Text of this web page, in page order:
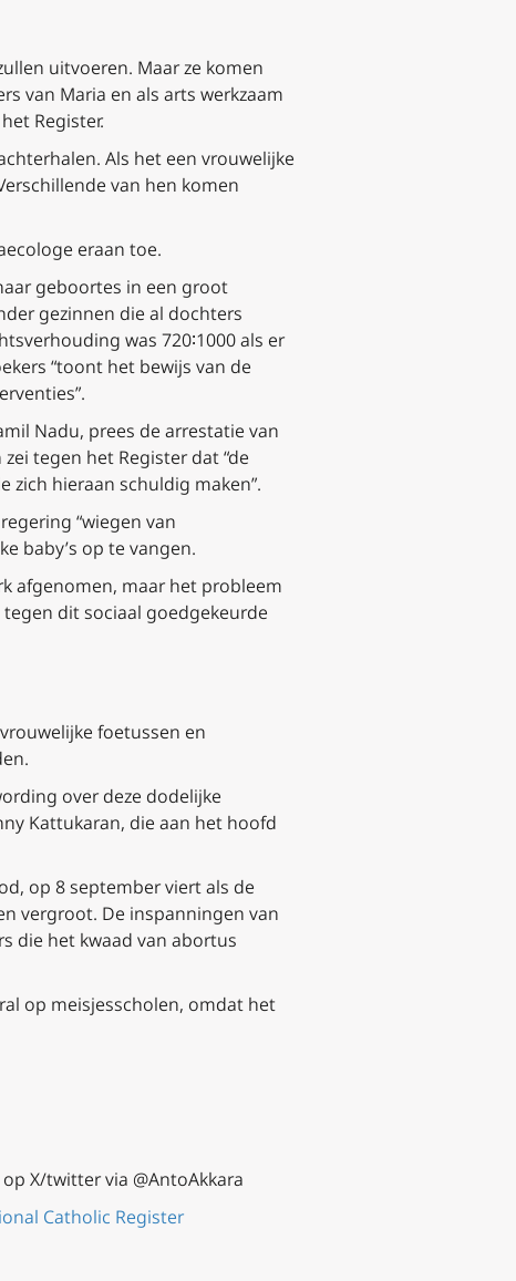
uitvoeren. Maar ze komen
van Maria en als arts werkzaam
Register.
Als het een vrouwelijke
van hen komen
eraan toe.
geboortes in een groot
gezinnen die al dochters
was 720∶1000 als er
“toont het bewijs van de
Nadu, prees de arrestatie van
tegen het Register dat “de
hieraan schuldig maken”.
“wiegen van
baby’s op te vangen.
afgenomen, maar het probleem
dit sociaal goedgekeurde
foetussen en
over deze dodelijke
Kattukaran, die aan het hoofd
op 8 september viert als de
vergroot. De inspanningen van
die het kwaad van abortus
op meisjesscholen, omdat het
X/twitter via @AntoAkkara
Catholic Register